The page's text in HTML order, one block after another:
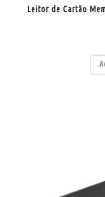
Leitor de Cartão